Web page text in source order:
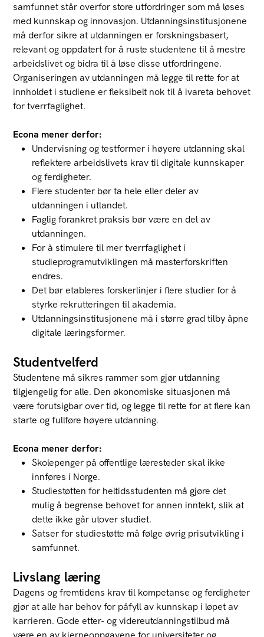
samfunnet står overfor store utfordringer som må løses
med kunnskap og innovasjon. Utdanningsinstitusjonene
må derfor sikre at utdanningen er forskningsbasert,
relevant og oppdatert for å ruste studentene til å mestre
arbeidslivet og bidra til å løse disse utfordringene.
Organiseringen av utdanningen må legge til rette for at
innholdet i studiene er fleksibelt nok til å ivareta behovet
for tverrfaglighet.
Econa mener derfor:
Undervisning og testformer i høyere utdanning skal
reflektere arbeidslivets krav til digitale kunnskaper
og ferdigheter.
Flere studenter bør ta hele eller deler av
utdanningen i utlandet.
Faglig forankret praksis bør være en del av
utdanningen.
For å stimulere til mer tverrfaglighet i
studieprogramutviklingen må masterforskriften
endres.
Det bør etableres forskerlinjer i flere studier for å
styrke rekrutteringen til akademia.
Utdanningsinstitusjonene må i større grad tilby åpne
digitale læringsformer.
Studentvelferd
Studentene må sikres rammer som gjør utdanning
tilgjengelig for alle. Den økonomiske situasjonen må
være forutsigbar over tid, og legge til rette for at flere kan
starte og fullføre høyere utdanning.
Econa mener derfor:
Skolepenger på offentlige læresteder skal ikke
innføres i Norge.
Studiestøtten for heltidsstudenten må gjøre det
mulig å begrense behovet for annen inntekt, slik at
dette ikke går utover studiet.
Satser for studiestøtte må følge øvrig prisutvikling i
samfunnet.
Livslang læring
Dagens og fremtidens krav til kompetanse og ferdigheter
gjør at alle har behov for påfyll av kunnskap i løpet av
karrieren. Gode etter- og videreutdanningstilbud må